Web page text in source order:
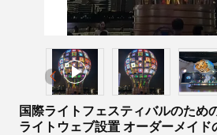
国際ライトフェスティバルのため
ライトウェブ設置 オーダーメイド